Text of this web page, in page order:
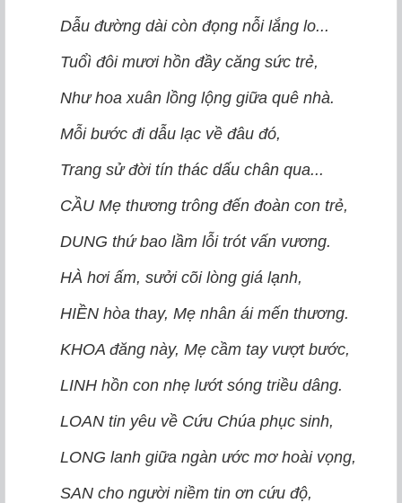
Dẫu đường dài còn đọng nỗi lắng lo...
Tuổì đôi mươi hồn đầy căng sức trẻ,
Như hoa xuân lồng lộng giữa quê nhà.
Mỗi bước đi dẫu lạc về đâu đó,
Trang sử đời tín thác dấu chân qua...
CẦU Mẹ thương trông đến đoàn con trẻ,
DUNG thứ bao lầm lỗi trót vấn vương.
HÀ hơi ấm, sưởi cõi lòng giá lạnh,
HIỀN hòa thay, Mẹ nhân ái mến thương.
KHOA đăng này, Mẹ cầm tay vượt bước,
LINH hồn con nhẹ lướt sóng triều dâng.
LOAN tin yêu về Cứu Chúa phục sinh,
LONG lanh giữa ngàn ước mơ hoài vọng,
SAN cho người niềm tin ơn cứu độ,